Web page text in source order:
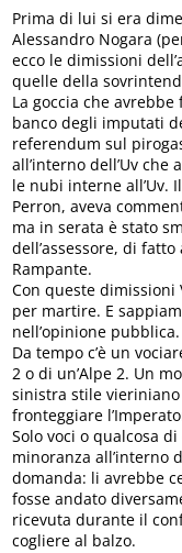
Prima di lui si era
Alessandro Nogara
ecco le dimissioni
quelle della
La goccia che
banco degli imputati
referendum sul
all’interno dell’Uv
le nubi interne all’Uv.
Perron, aveva
ma in serata è stato
dell’assessore, di
Rampante.
Con queste dimissioni
per martire. E
nell’opinione pubblica.
Da tempo c’è un
2 o di un’Alpe 2. Un
sinistra stile
fronteggiare
Solo voci o qualcosa
minoranza all’interno
domanda: li avrebbe
fosse andato
ricevuta durante il
cogliere al balzo.